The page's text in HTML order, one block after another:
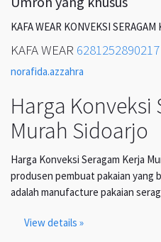
KAFA WEAR KONVEKSI
KAFA WEAR 6281252890217
norafida.azzahra
Harga Konveksi
Murah Sidoarjo
Harga Konveksi Seragam Kerja
produsen pembuat pakaian yang
adalah manufacture pakaian
View details »